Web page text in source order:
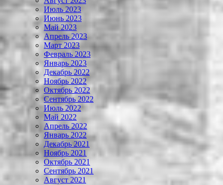
Июль 2023
Июнь 2023
Май 2023
Апрель 2023
Март 2023
Февраль 2023
Январь 2023
Декабрь 2022
Ноябрь 2022
Октябрь 2022
Сентябрь 2022
Июль 2022
Май 2022
Апрель 2022
Январь 2022
Декабрь 2021
Ноябрь 2021
Октябрь 2021
Сентябрь 2021
Август 2021